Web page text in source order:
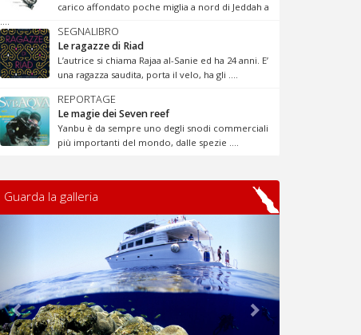
carico affondato poche miglia a nord di Jeddah a
....
SEGNALIBRO
Le ragazze di Riad
L’autrice si chiama Rajaa al-Sanie ed ha 24 anni. E’
una ragazza saudita, porta il velo, ha gli ....
REPORTAGE
Le magie dei Seven reef
Yanbu è da sempre uno degli snodi commerciali
più importanti del mondo, dalle spezie ....
Guarda la galleria